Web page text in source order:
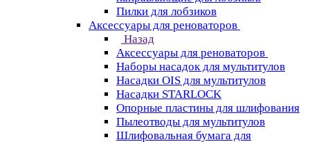
Пилки для лобзиков
Аксессуары для реноваторов
Назад
Аксессуары для реноваторов
Наборы насадок для мультитулов
Насадки OIS для мультитулов
Насадки STARLOCK
Опорные пластины для шлифования
Пылеотводы для мультитулов
Шлифовальная бумага для